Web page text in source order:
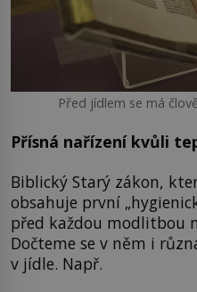
Před jídlem se má
Přísná nařízení kvůli
Biblický Starý zákon,
obsahuje první
před každou modlitbou
Dočteme se v něm i
v jídle. Např.